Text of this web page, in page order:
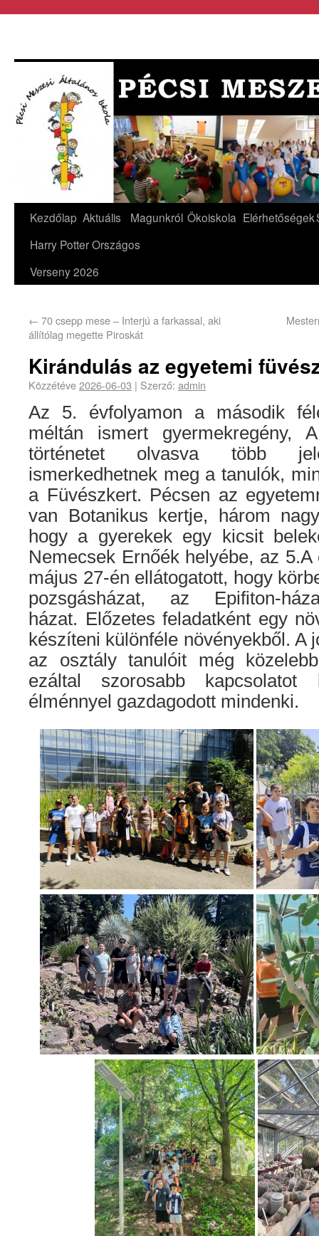
Kezdőlap Aktuális Magunkról Ökoiskola Elérhetőségek
Harry Potter Országos
Verseny 2026
← 70 csepp mese – Interjú a farkassal, aki
állítólag megette Piroskát
Kirándulás az egyetemi
Közzétéve2026-06-03 | Szerző: admin
Az 5. évfolyamon a második
méltán ismert
történetet olvasva több
ismerkedhetnek meg a tanulók,
a Füvészkert. Pécsen az
van Botanikus kertje, három
hogy a gyerekek egy kicsit
Nemecsek Ernőék helyébe, az
május 27-én ellátogatott, hogy
pozsgásházat, az Epifiton-
házat. Előzetes feladatként egy
készíteni különféle növényekből. A
az osztály tanulóit még
ezáltal szorosabb
élménnyel gazdagodott mindenki.